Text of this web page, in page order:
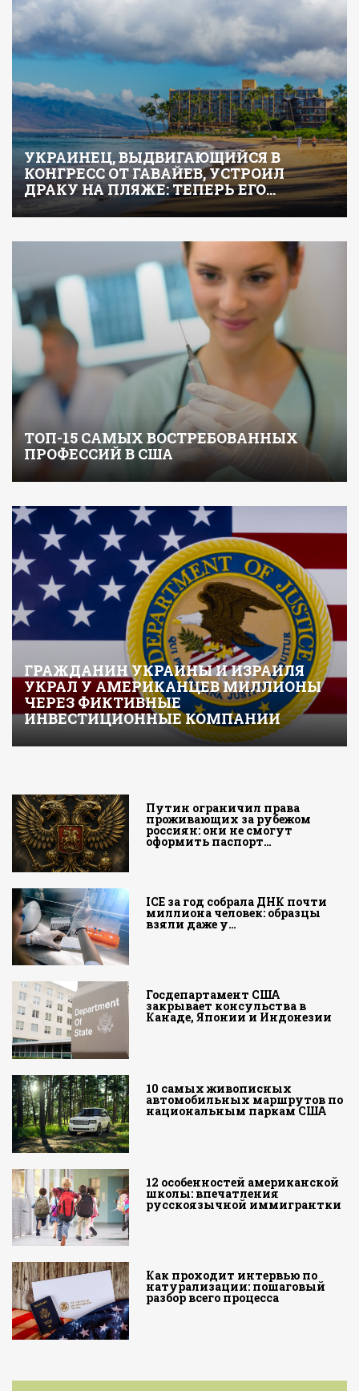
УКРАИНЕЦ, ВЫДВИГАЮЩИЙСЯ В
КОНГРЕСС ОТ ГАВАЙЕВ, УСТРОИЛ
ДРАКУ НА ПЛЯЖЕ: ТЕПЕРЬ ЕГО…
ТОП-15 САМЫХ ВОСТРЕБОВАННЫХ
ПРОФЕССИЙ В США
ГРАЖДАНИН УКРАИНЫ И ИЗРАИЛЯ
УКРАЛ У АМЕРИКАНЦЕВ МИЛЛИОНЫ
ЧЕРЕЗ ФИКТИВНЫЕ
ИНВЕСТИЦИОННЫЕ КОМПАНИИ
Путин ограничил права
проживающих за рубежом
россиян: они не смогут
оформить паспорт…
ICE за год собрала ДНК почти
миллиона человек: образцы
взяли даже у…
Госдепартамент США
закрывает консульства в
Канаде, Японии и Индонезии
10 самых живописных
автомобильных маршрутов по
национальным паркам США
12 особенностей американской
школы: впечатления
русскоязычной иммигрантки
Как проходит интервью по
натурализации: пошаговый
разбор всего процесса